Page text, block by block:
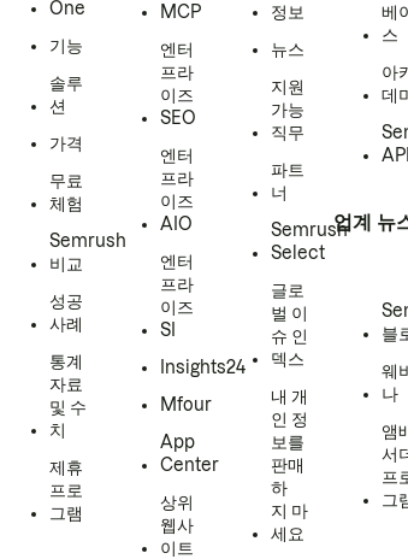
One
기능
솔루
션
가격
무료
체험
Semrush
비교
성공
사례
통계
자료
및 수
치
제휴
프로
그램
MCP
엔터
프라
이즈
SEO
엔터
프라
이즈
AIO
엔터
프라
이즈
SI
Insights24
Mfour
App
Center
상위
웹사
이트
정보
뉴스
지원
가능
직무
파트
너
Semrush
Select
글로
벌 이
슈 인
덱스
내 개
인 정
보를
판매
하
지 마
세요
베
스
아
데
업계 뉴
블
웨
나
앰
서
프
그